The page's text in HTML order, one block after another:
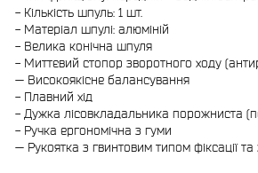
- Кількість шпуль: 1 шт.
- Матеріал шпулі: алюміній
- Велика конічна шпуля
- Миттєвий стопор зворотного ходу
— Високоякісне балансування
- Плавний хід
- Дужка лісовкладальника порожниста
- Ручка ергономічна з гуми
— Рукоятка з гвинтовим типом фіксації